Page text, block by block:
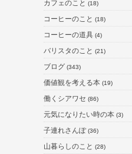
カフェのこと (18)
コーヒーのこと (18)
コーヒーの道具 (4)
バリスタのこと (21)
ブログ (343)
価値観を考える本 (19)
働くシアワセ (86)
元気になりたい時の本 (3)
子連れさんぽ(36)
山暮らしのこと (28)